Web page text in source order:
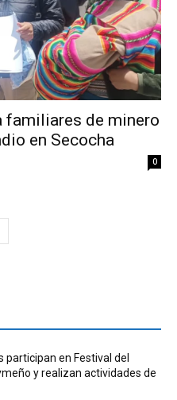
familiares de minero
en Secocha
0
participan en Festival del
y realizan actividades de